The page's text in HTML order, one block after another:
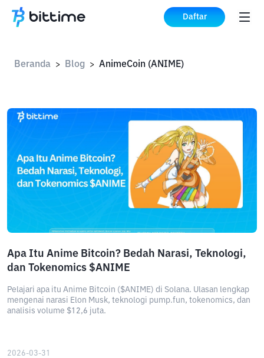
Daftar
Beranda > Blog > AnimeCoin (ANIME)
Apa Itu Anime Bitcoin? Bedah Narasi, Teknologi,
dan Tokenomics $ANIME
Pelajari apa itu Anime Bitcoin ($ANIME) di Solana. Ulasan lengkap
mengenai narasi Elon Musk, teknologi pump.fun, tokenomics, dan
analisis volume $12,6 juta.
2026-03-31